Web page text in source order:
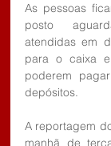
As pessoas
posto
atendidas em
para o caixa
poderem
depósitos.
A reportagem
manhã de